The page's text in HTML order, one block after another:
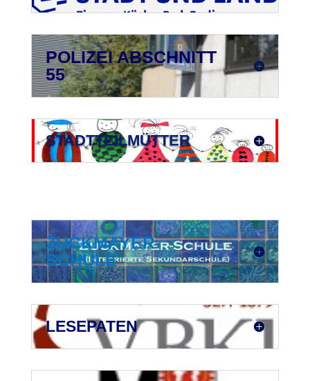
POLIZEI ABSCHNITT
55
STADTTEILMÜTTER
ZUCKMAYER-
SCHULE
LESEPATEN